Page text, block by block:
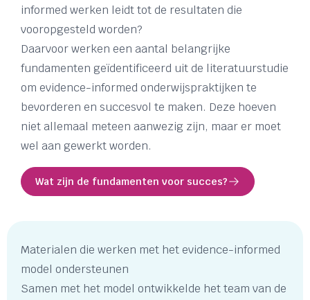
informed werken leidt tot de resultaten die
vooropgesteld worden?
Daarvoor werken een aantal belangrijke
fundamenten geïdentificeerd uit de literatuurstudie
om evidence-informed onderwijspraktijken te
bevorderen en succesvol te maken. Deze hoeven
niet allemaal meteen aanwezig zijn, maar er moet
wel aan gewerkt worden.
Wat zijn de fundamenten voor succes?
Materialen die werken met het evidence-informed
model ondersteunen
Samen met het model ontwikkelde het team van de